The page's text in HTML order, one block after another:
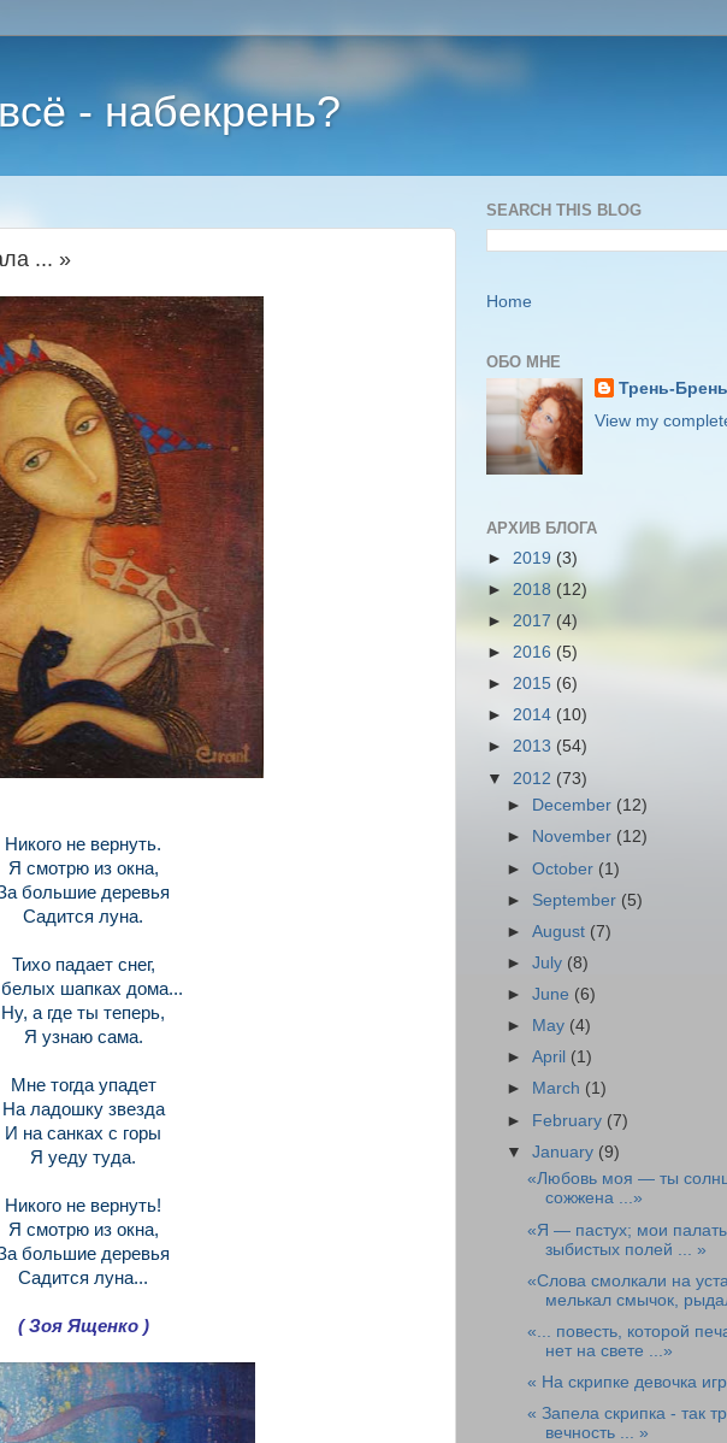
- набекрень?
... »
Никого не вернуть.
Я смотрю из окна,
большие деревья
Садится луна.
Тихо падает снег,
шапках дома...
Ну, а где ты теперь,
Я узнаю сама.
Мне тогда упадет
На ладошку звезда
И на санках с горы
Я уеду туда.
Никого не вернуть!
Я смотрю из окна,
большие деревья
Садится луна...
( Зоя Ященко )
SEARCH THIS BLOG
Home
ОБО МНЕ
Трень-Брень
View my
АРХИВ БЛОГА
► 2019 (3)
► 2018 (12)
► 2017 (4)
► 2016 (5)
► 2015 (6)
► 2014 (10)
► 2013 (54)
▼ 2012 (73)
►
December (12)
►
November (12)
►October (1)
► September (5)
►August (7)
►July (8)
►June (6)
►
May (4)
►April (1)
►
March (1)
► February (7)
▼January (9)
«Любовь моя — ты
сожжена ...»
«Я — пастух; мои
зыбистых полей ... »
«Слова смолкали на
мелькал смычок,
«... повесть, которой
нет на свете ...»
« На скрипке девочка
« Запела скрипка - так
вечность ... »